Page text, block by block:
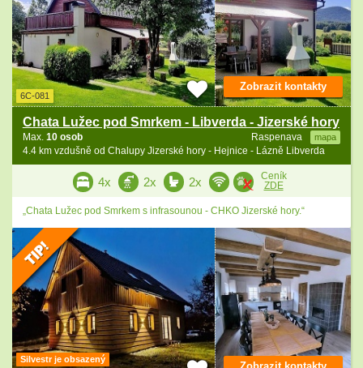
6C-081
Chata Lužec pod Smrkem - Libverda - Jizerské hory
Raspenava mapa
Max. 10 osob
4.4 km vzdušně od Chalupy Jizerské hory - Hejnice - Lázně Libverda
Zobrazit kontakty
4x 2x 2x
Ceník
ZDE
„Chata Lužec pod Smrkem s infrasounou - CHKO Jizerské hory.“
Silvestr je obsazený